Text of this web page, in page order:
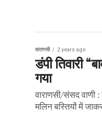
वाराणसी 2 years ago
डंपी तिवारी
गया
वाराणसी/संसद वाणी
मलिन बस्तियों में